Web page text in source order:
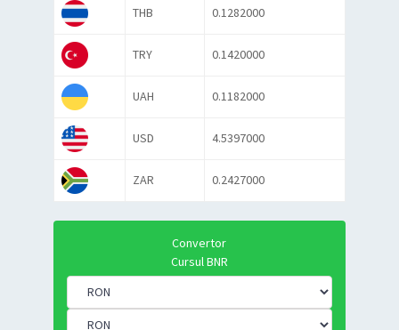
THB 0.1282000
TRY 0.1420000
UAH 0.1182000
USD 4.5397000
ZAR 0.2427000
Convertor
Cursul BNR